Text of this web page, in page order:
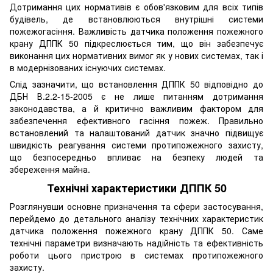
Дотримання цих нормативів є обов'язковим для всіх типів
будівель, де встановлюються внутрішні системи
пожежогасіння. Важливість датчика положення пожежного
крану ДППК 50 підкреслюється тим, що він забезпечує
виконання цих нормативних вимог як у нових системах, так і
в модернізованих існуючих системах.
Слід зазначити, що встановлення ДППК 50 відповідно до
ДБН В.2.2-15-2005 є не лише питанням дотримання
законодавства, а й критично важливим фактором для
забезпечення ефективного гасіння пожеж. Правильно
встановлений та налаштований датчик значно підвищує
швидкість реагування системи протипожежного захисту,
що безпосередньо впливає на безпеку людей та
збереження майна.
Технічні характеристики ДППК 50
Розглянувши основне призначення та сфери застосування,
перейдемо до детального аналізу технічних характеристик
датчика положення пожежного крану ДППК 50. Саме
технічні параметри визначають надійність та ефективність
роботи цього пристрою в системах протипожежного
захисту.